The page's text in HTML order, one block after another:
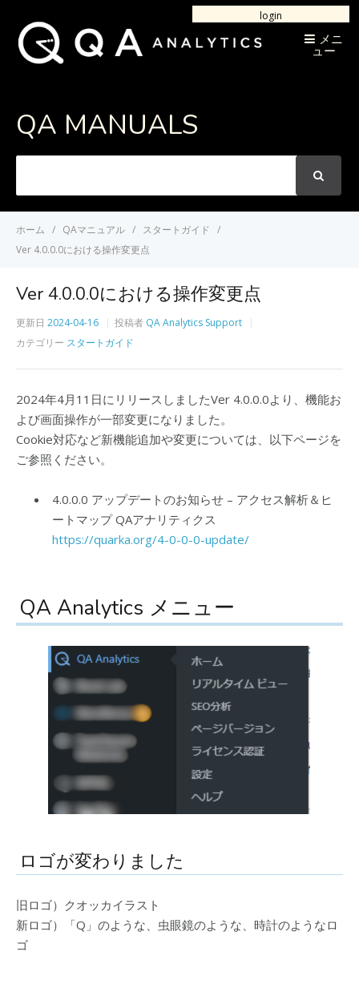
login
メニ
ュー
QA MANUALS
葉
を
索
ホーム QAマニュアル
スタートガイド
Ver 4.0.0.0における操作変更点
Ver 4.0.0.0における操作変更点
更新日 2024-04-16 投稿者 QA Analytics Support
カテゴリー スタートガイド
2024年4月11日にリリースしましたVer 4.0.0.0より、機能お
よび画面操作が一部変更になりました。
Cookie対応など新機能追加や変更については、以下ページを
ご参照ください。
4.0.0.0 アップデートのお知らせ – アクセス解析＆ヒ
ートマップ QAアナリティクス
https://quarka.org/4-0-0-0-update/
QA Analytics メニュー
ロゴが変わりました
旧ロゴ）クオッカイラスト
新ロゴ）「Q」のような、虫眼鏡のような、時計のようなロ
ゴ